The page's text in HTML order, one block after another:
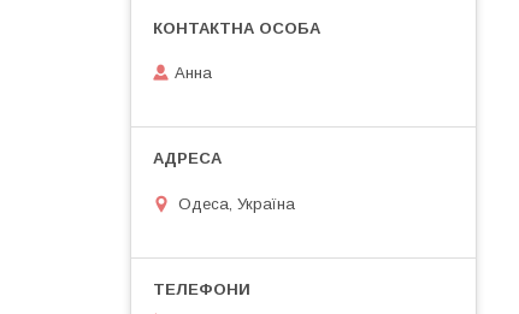
Анна
Одеса, Україна